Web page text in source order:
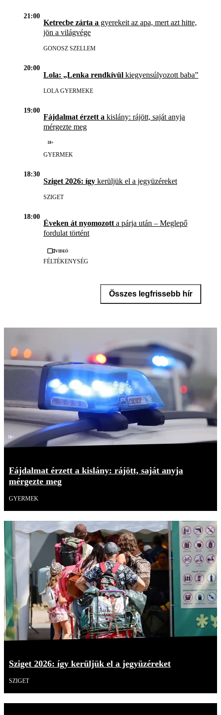
21:00
Ketrecbe zárta a gyerekeit az apa, mert azt hitte,
jön a világvége
GONOSZ SZELLEM
20:00
Lola: „Lenka rendkívül kiegyensúlyozott baba”
LOLA GYERMEKE
19:00
Fájdalmat érzett a kislány: rájött, saját anyja
mérgezte meg
18+
GYERMEK
18:30
Sziget 2026: így kerüljük el a jegyüzéreket
SZIGET
18:00
Éveken át nyomozott a párja után – Meglepő
fordulat történt
Videó
FÉLTÉKENYSÉG
Összes legfrissebb hír
18+
Fájdalmat érzett a kislány: rájött, saját anyja
mérgezte meg
GYERMEK
Sziget 2026: így kerüljük el a jegyüzéreket
SZIGET